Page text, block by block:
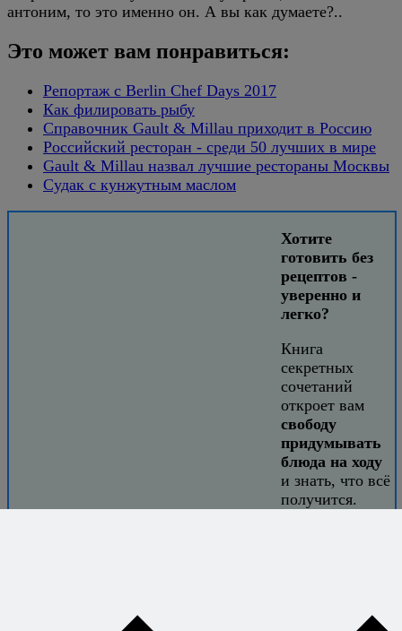
антоним, то это именно он. А вы как думаете?..
Это может вам понравиться:
Репортаж с Berlin Chef Days 2017
Как филировать рыбу
Справочник Gault & Millau приходит в Россию
Российский ресторан - среди 50 лучших в мире
Gault & Millau назвал лучшие рестораны Москвы
Судак с кунжутным маслом
Хотите
готовить без
рецептов -
уверенно и
легко?
Книга
секретных
сочетаний
откроет вам
свободу
придумывать
блюда на ходу
и знать, что всё
получится.